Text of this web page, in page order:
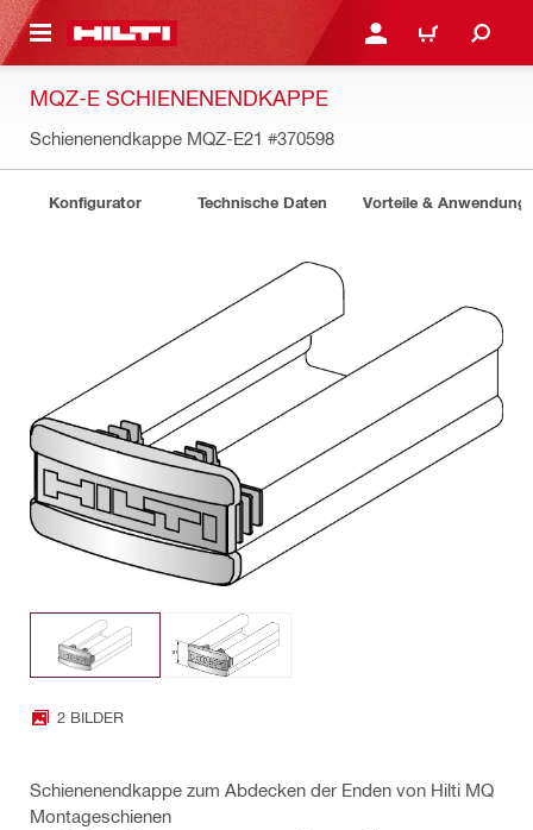
ANMELDEN ODER
WARENKORB
MQZ-E SCHIENENENDKAPPE
Schienenendkappe MQZ-E21 #370598
Konfigurator Technische Daten Vorteile &
2 BILDER
Schienenendkappe zum Abdecken der Enden von Hilti MQ
Montageschienen